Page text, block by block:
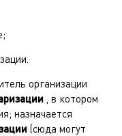
организации
, в котором
назначается
(сюда могут